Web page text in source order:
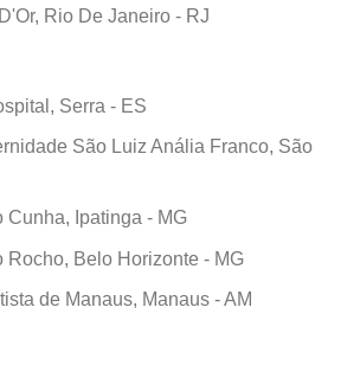
Rio De Janeiro - RJ
Serra - ES
São Luiz Anália Franco, São
Cunha, Ipatinga - MG
Rocho, Belo Horizonte - MG
de Manaus, Manaus - AM